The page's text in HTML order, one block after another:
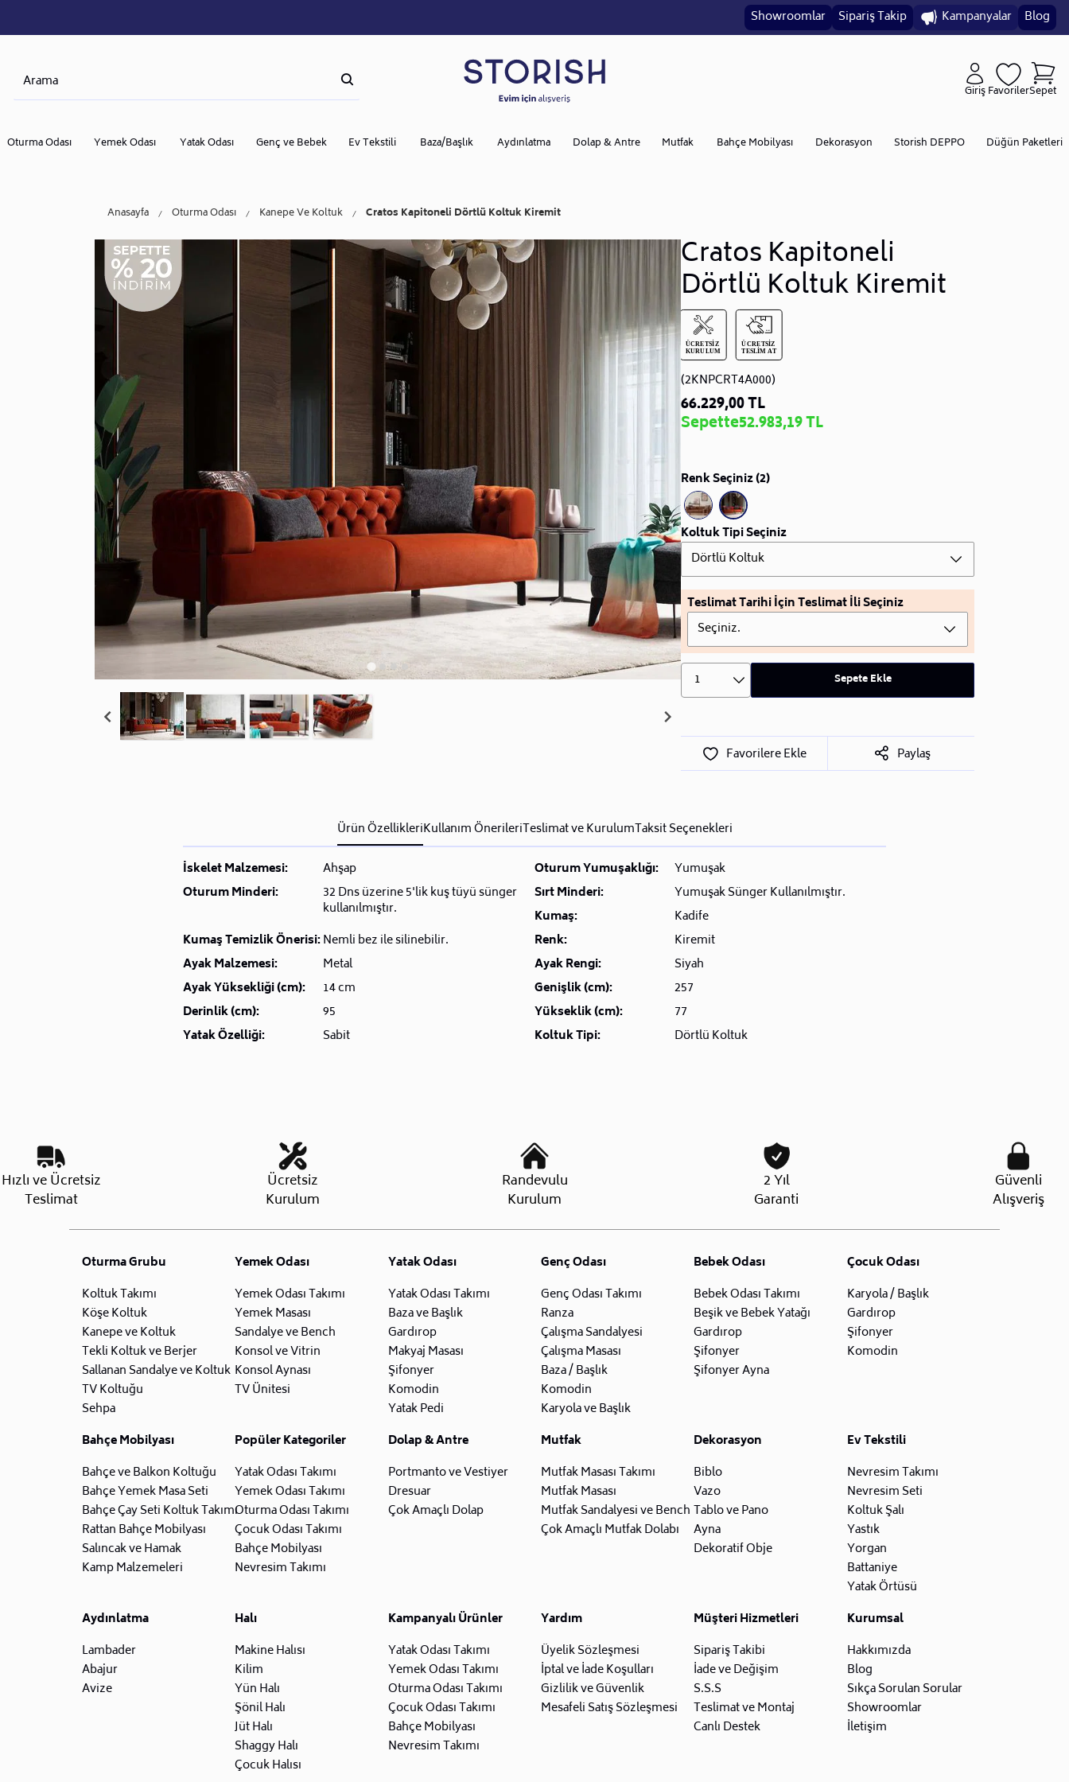
Showroomlar Sipariş Takip Kampanyalar Blog
GirişFavorilerSepet
Oturma Odası Yemek Odası Yatak Odası Genç ve Bebek Ev Tekstili Baza/Başlık Aydınlatma Dolap & Antre Mutfak Bahçe Mobilyası Dekorasyon Storish DEPPO Düğün Paketleri
Anasayfa Oturma Odası Kanepe Ve Koltuk Cratos Kapitoneli Dörtlü Koltuk Kiremit
Cratos Kapitoneli
Dörtlü Koltuk Kiremit
(2KNPCRT4A000)
66.229,00 TL
Sepette52.983,19 TL
Renk Seçiniz (2)
Koltuk Tipi Seçiniz
Dörtlü Koltuk
Teslimat Tarihi İçin Teslimat İli Seçiniz
Seçiniz.
1 Sepete Ekle
Favorilere Ekle Paylaş
Ürün ÖzellikleriKullanım ÖnerileriTeslimat ve KurulumTaksit Seçenekleri
İskelet Malzemesi:
Ahşap Oturum Yumuşaklığı:
Yumuşak
Oturum Minderi:
32 Dns üzerine 5'lik kuş tüyü sünger
kullanılmıştır.
Sırt Minderi:
Yumuşak Sünger Kullanılmıştır.
Kumaş:
Kadife
Kumaş Temizlik Önerisi:Nemli bez ile silinebilir. Renk:
Kiremit
Ayak Malzemesi:
Metal Ayak Rengi:
Siyah
Ayak Yüksekliği (cm):
14 cm Genişlik (cm):
257
Derinlik (cm):
95 Yükseklik (cm):
77
Yatak Özelliği:
Sabit Koltuk Tipi: Dörtlü Koltuk
Hızlı ve Ücretsiz
Teslimat
Ücretsiz
Kurulum
Randevulu
Kurulum
2 Yıl
Garanti
Güvenli
Alışveriş
Oturma Grubu
Koltuk Takımı
Köşe Koltuk
Kanepe ve Koltuk
Tekli Koltuk ve Berjer
Sallanan Sandalye ve Koltuk
TV Koltuğu
Sehpa
Yemek Odası
Yemek Odası Takımı
Yemek Masası
Sandalye ve Bench
Konsol ve Vitrin
Konsol Aynası
TV Ünitesi
Yatak Odası
Yatak Odası Takımı
Baza ve Başlık
Gardırop
Makyaj Masası
Şifonyer
Komodin
Yatak Pedi
Genç Odası
Genç Odası Takımı
Ranza
Çalışma Sandalyesi
Çalışma Masası
Baza / Başlık
Komodin
Karyola ve Başlık
Bebek Odası
Bebek Odası Takımı
Beşik ve Bebek Yatağı
Gardırop
Şifonyer
Şifonyer Ayna
Çocuk Odası
Karyola / Başlık
Gardırop
Şifonyer
Komodin
Bahçe Mobilyası
Bahçe ve Balkon Koltuğu
Bahçe Yemek Masa Seti
Bahçe Çay Seti Koltuk Takımı
Rattan Bahçe Mobilyası
Salıncak ve Hamak
Kamp Malzemeleri
Popüler Kategoriler
Yatak Odası Takımı
Yemek Odası Takımı
Oturma Odası Takımı
Çocuk Odası Takımı
Bahçe Mobilyası
Nevresim Takımı
Dolap & Antre
Portmanto ve Vestiyer
Dresuar
Çok Amaçlı Dolap
Mutfak
Mutfak Masası Takımı
Mutfak Masası
Mutfak Sandalyesi ve Bench
Çok Amaçlı Mutfak Dolabı
Dekorasyon
Biblo
Vazo
Tablo ve Pano
Ayna
Dekoratif Obje
Ev Tekstili
Nevresim Takımı
Nevresim Seti
Koltuk Şalı
Yastık
Yorgan
Battaniye
Yatak Örtüsü
Aydınlatma
Lambader
Abajur
Avize
Halı
Makine Halısı
Kilim
Yün Halı
Şönil Halı
Jüt Halı
Shaggy Halı
Çocuk Halısı
Kampanyalı Ürünler
Yatak Odası Takımı
Yemek Odası Takımı
Oturma Odası Takımı
Çocuk Odası Takımı
Bahçe Mobilyası
Nevresim Takımı
Yardım
Üyelik Sözleşmesi
İptal ve İade Koşulları
Gizlilik ve Güvenlik
Mesafeli Satış Sözleşmesi
Müşteri Hizmetleri
Sipariş Takibi
İade ve Değişim
S.S.S
Teslimat ve Montaj
Canlı Destek
Kurumsal
Hakkımızda
Blog
Sıkça Sorulan Sorular
Showroomlar
İletişim